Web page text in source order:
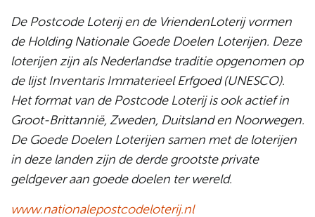
De Postcode Loterij en de VriendenLoterij vormen
de Holding Nationale Goede Doelen Loterijen. Deze
loterijen zijn als Nederlandse traditie opgenomen op
de lijst Inventaris Immaterieel Erfgoed (UNESCO).
Het format van de Postcode Loterij is ook actief in
Groot-Brittannië, Zweden, Duitsland en Noorwegen.
De Goede Doelen Loterijen samen met de loterijen
in deze landen zijn de derde grootste private
geldgever aan goede doelen ter wereld.
www.nationalepostcodeloterij.nl